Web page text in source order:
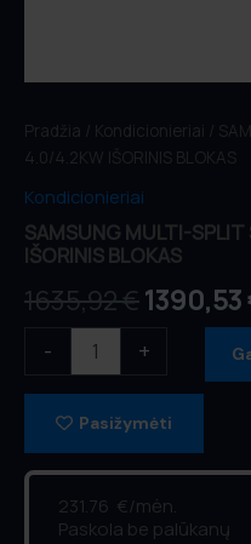
Pradžia / Kondicionieriai /
4.0/4.2KW IŠORINIS BLOKAS
Kondicionieriai
SAMSUNG MULTI-
IŠORINIS BLOKAS
1635,92€1390,53
- +
Pasižymėti